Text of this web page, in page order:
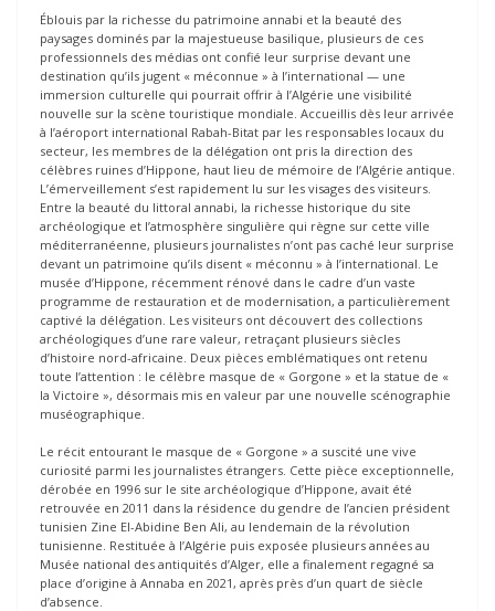
Éblouis par la richesse du patrimoine annabi et la beauté des
paysages dominés par la majestueuse basilique, plusieurs de ces
professionnels des médias ont confié leur surprise devant une
destination qu’ils jugent « méconnue » à l’international — une
immersion culturelle qui pourrait offrir à l’Algérie une visibilité
nouvelle sur la scène touristique mondiale. Accueillis dès leur arrivée
à l’aéroport international Rabah-Bitat par les responsables locaux du
secteur, les membres de la délégation ont pris la direction des
célèbres ruines d’Hippone, haut lieu de mémoire de l’Algérie antique.
L’émerveillement s’est rapidement lu sur les visages des visiteurs.
Entre la beauté du littoral annabi, la richesse historique du site
archéologique et l’atmosphère singulière qui règne sur cette ville
méditerranéenne, plusieurs journalistes n’ont pas caché leur surprise
devant un patrimoine qu’ils disent « méconnu » à l’international. Le
musée d’Hippone, récemment rénové dans le cadre d’un vaste
programme de restauration et de modernisation, a particulièrement
captivé la délégation. Les visiteurs ont découvert des collections
archéologiques d’une rare valeur, retraçant plusieurs siècles
d’histoire nord-africaine. Deux pièces emblématiques ont retenu
toute l’attention : le célèbre masque de « Gorgone » et la statue de «
la Victoire », désormais mis en valeur par une nouvelle scénographie
muséographique.
Le récit entourant le masque de « Gorgone » a suscité une vive
curiosité parmi les journalistes étrangers. Cette pièce exceptionnelle,
dérobée en 1996 sur le site archéologique d’Hippone, avait été
retrouvée en 2011 dans la résidence du gendre de l’ancien président
tunisien Zine El-Abidine Ben Ali, au lendemain de la révolution
tunisienne. Restituée à l’Algérie puis exposée plusieurs années au
Musée national des antiquités d’Alger, elle a finalement regagné sa
place d’origine à Annaba en 2021, après près d’un quart de siècle
d’absence.